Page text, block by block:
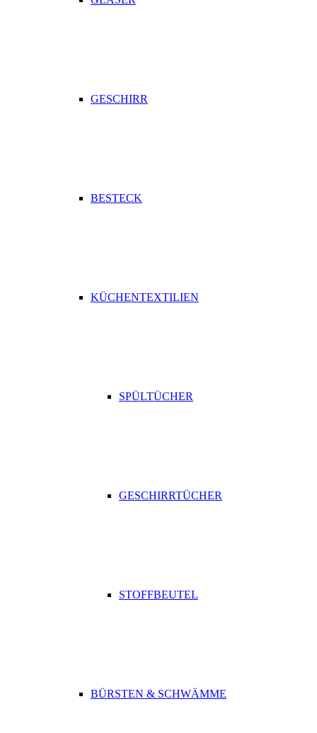
GESCHIRR
BESTECK
KÜCHENTEXTILIEN
SPÜLTÜCHER
GESCHIRRTÜCHER
STOFFBEUTEL
BÜRSTEN & SCHWÄMME